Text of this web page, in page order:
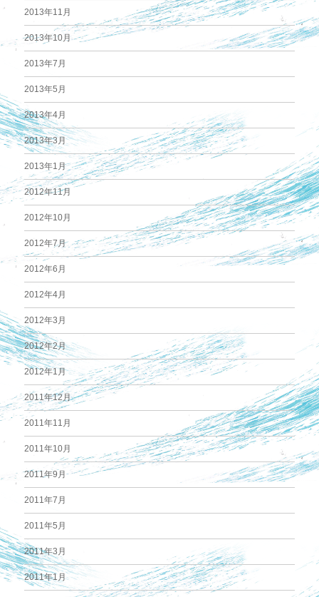
2013年11月
2013年10月
2013年7月
2013年5月
2013年4月
2013年3月
2013年1月
2012年11月
2012年10月
2012年7月
2012年6月
2012年4月
2012年3月
2012年2月
2012年1月
2011年12月
2011年11月
2011年10月
2011年9月
2011年7月
2011年5月
2011年3月
2011年1月